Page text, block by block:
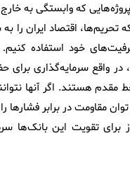
که وابستگی به
تحریم‌ها، اقتصاد
خود استفاده
در واقع سرمایه‌گذاری برای
مقدم هستند. اگر آنها
مقاومت در برابر فشارها
برای تقویت این بانک‌ها